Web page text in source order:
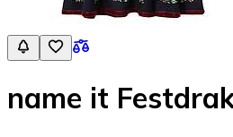
name it